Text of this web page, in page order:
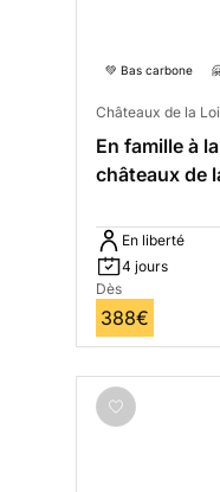
💚 Bas carbone
Châteaux de la
En famille à
châteaux de
En liberté
4 jours
Dès
388€